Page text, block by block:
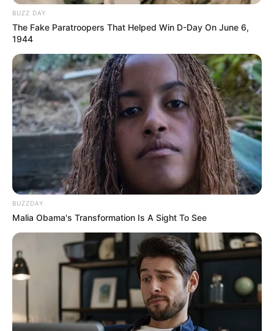
BUZZ DAY
The Fake Paratroopers That Helped Win D-Day On June 6,
1944
BUZZDAY
Malia Obama's Transformation Is A Sight To See